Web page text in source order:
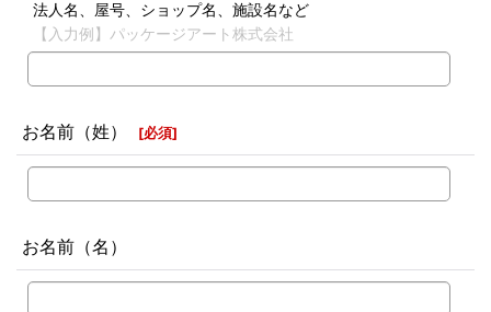
法人名、屋号、ショップ名、施設名など
【入力例】パッケージアート株式会社
お名前（姓） [必須]
お名前（名）